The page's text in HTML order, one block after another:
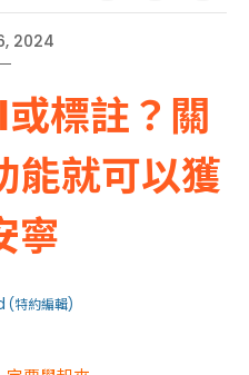
2024
標註？關
能就可以獲
寧
(特約編輯)